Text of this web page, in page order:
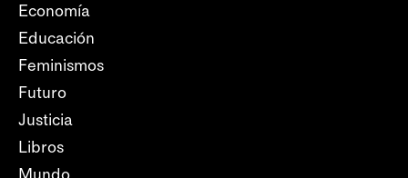
Economía
Educación
Feminismos
Futuro
Justicia
Libros